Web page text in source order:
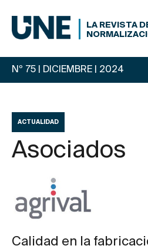
LA REVISTA
Nº 75 | DICIEMBRE | 2024
ACTUALIDAD
Asociados
Calidad en la